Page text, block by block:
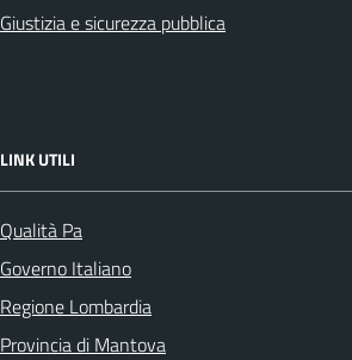
Giustizia e sicurezza pubblica
LINK UTILI
Qualità Pa
Governo Italiano
Regione Lombardia
Provincia di Mantova